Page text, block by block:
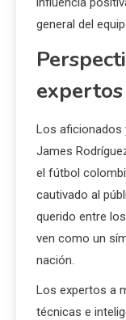
general del
Los aficionados
James
el fútbol
cautivado al
querido entre
ven como un
nación.
Los expertos a
técnicas e